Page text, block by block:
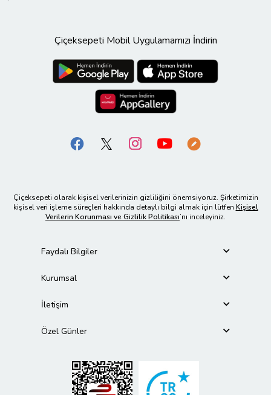
Çiçeksepeti Mobil Uygulamamızı İndirin
Çiçeksepeti olarak kişisel verilerinizin gizliliğini önemsiyoruz. Şirketimizin
kişisel veri işleme süreçleri hakkında detaylı bilgi almak için lütfen Kişisel
Verilerin Korunması ve Gizlilik Politikası’nı inceleyiniz.
Faydalı Bilgiler
Kurumsal
İletişim
Özel Günler